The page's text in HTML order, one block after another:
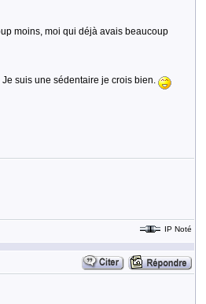
moins, moi qui déjà avais beaucoup
suis une sédentaire je crois bien.
IP Noté